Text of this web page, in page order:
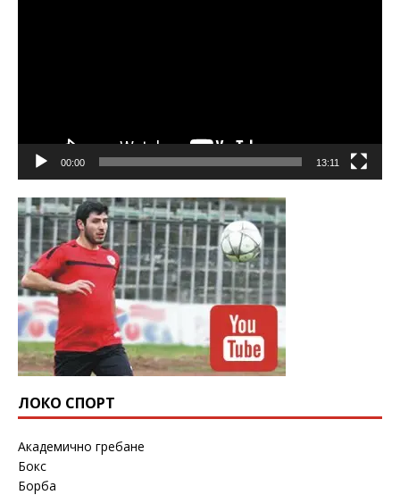
00:00 13:11
ЛОКО СПОРТ
Академично гребане
Бокс
Борба